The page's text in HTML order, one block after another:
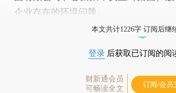
企业存在的环境问题。
本文共计1226字 订阅后继
登录 后获取已订阅的阅
财新通会员
可畅读全文
订阅/会员